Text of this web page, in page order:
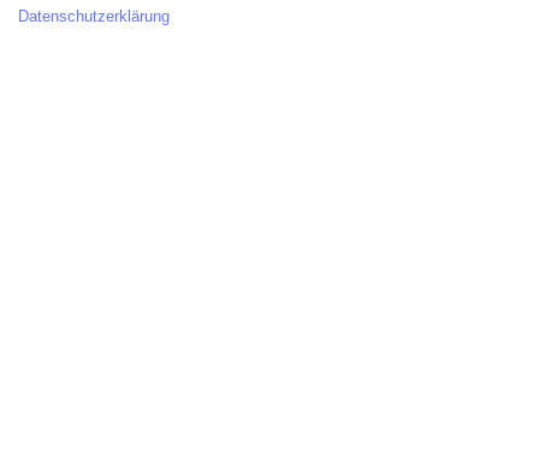
Datenschutzerklärung